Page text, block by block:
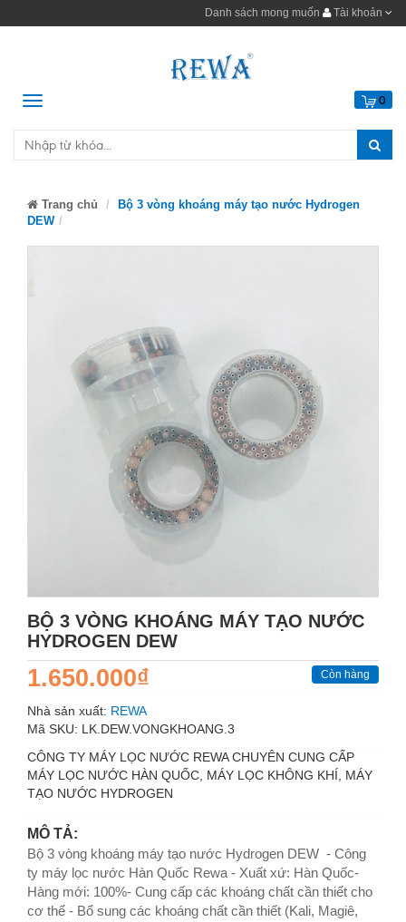
Danh sách mong muốn Tài khoản
Menu 0
Trang chủ
Bộ 3 vòng khoáng máy tạo nước Hydrogen
DEW
BỘ 3 VÒNG KHOÁNG MÁY TẠO NƯỚC
HYDROGEN DEW
1.650.000₫ Còn hàng
Nhà sản xuất: REWA
Mã SKU: LK.DEW.VONGKHOANG.3
CÔNG TY MÁY LỌC NƯỚC REWA CHUYÊN CUNG CẤP
MÁY LỌC NƯỚC HÀN QUỐC, MÁY LỌC KHÔNG KHÍ, MÁY
TẠO NƯỚC HYDROGEN
MÔ TẢ:
Bộ 3 vòng khoáng máy tạo nước Hydrogen DEW - Công
ty máy lọc nước Hàn Quốc Rewa - Xuất xứ: Hàn Quốc-
Hàng mới: 100%- Cung cấp các khoáng chất cần thiết cho
cơ thể - Bổ sung các khoáng chất cần thiết (Kali, Magiê,